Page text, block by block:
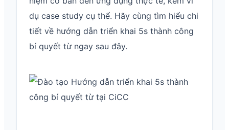
dụ case study cụ thể. Hãy cùng tìm hiểu chi
tiết về hướng dẫn triển khai 5s thành công
bí quyết từ ngay sau đây.